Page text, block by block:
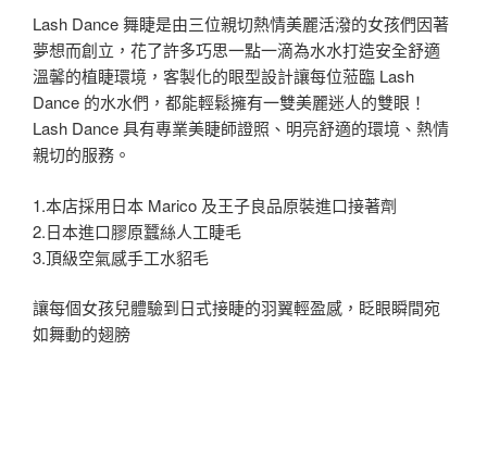
Lash Dance 舞睫是由三位親切熱情美麗活潑的女孩們因著
夢想而創立，花了許多巧思一點一滴為水水打造安全舒適
溫馨的植睫環境，客製化的眼型設計讓每位蒞臨 Lash
Dance 的水水們，都能輕鬆擁有一雙美麗迷人的雙眼！
Lash Dance 具有專業美睫師證照、明亮舒適的環境、熱情
親切的服務。
1.本店採用日本 Marico 及王子良品原裝進口接著劑
2.日本進口膠原蠶絲人工睫毛
3.頂級空氣感手工水貂毛
讓每個女孩兒體驗到日式接睫的羽翼輕盈感，眨眼瞬間宛
如舞動的翅膀